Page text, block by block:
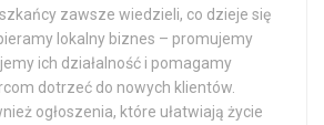
zawsze wiedzieli, co dzieje się
lokalny biznes – promujemy
ich działalność i pomagamy
dotrzeć do nowych klientów.
ogłoszenia, które ułatwiają życie